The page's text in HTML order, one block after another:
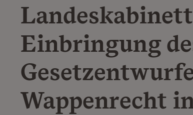
Einbringung
Wappenrecht